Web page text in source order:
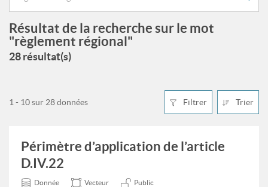
Résultat de la recherche sur le mot
"règlement régional"
28 résultat(s)
Filtrer Trier
1 - 10 sur 28 données
Périmètre d’application de l’article
D.IV.22
Donnée Vecteur Public